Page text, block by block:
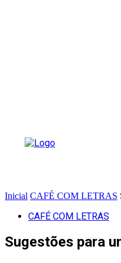
Inicial CAFÉ COM LETRAS
CAFÉ COM LETRAS
Sugestões para